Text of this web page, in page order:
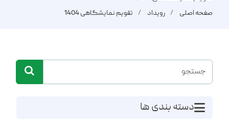
صفحه اصلی رویداد تقویم نمایشگاهی 1404
دسته بندی ها